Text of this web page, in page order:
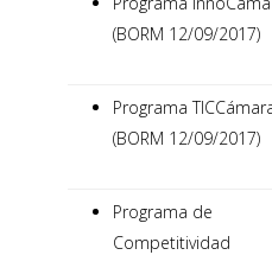
(BORM 12/09/2017)
Programa
(BORM 12/09/2017)
Programa de
Competitividad